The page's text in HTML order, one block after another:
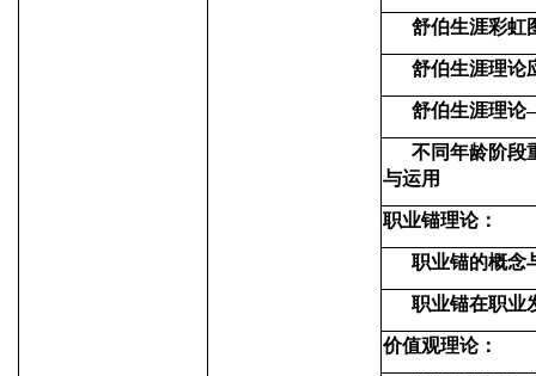
舒伯生涯彩虹
舒伯生涯理论
舒伯生涯理
不同年龄阶段
与运用
职业锚理论：
职业锚的概念
职业锚在职业
价值观理论：